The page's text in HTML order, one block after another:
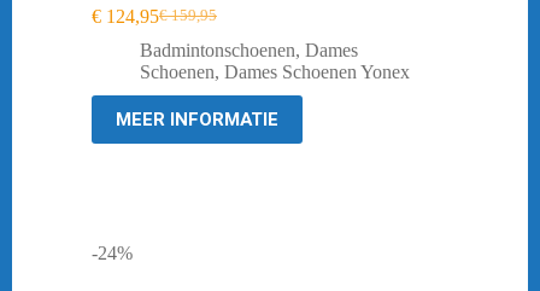
€159,95
Oorspronkelijke
prijs
was:
€ 124,95Huidige
prijs
is:
Badmintonschoenen, Dames
Schoenen, Dames Schoenen Yonex
MEER INFORMATIE
-24%